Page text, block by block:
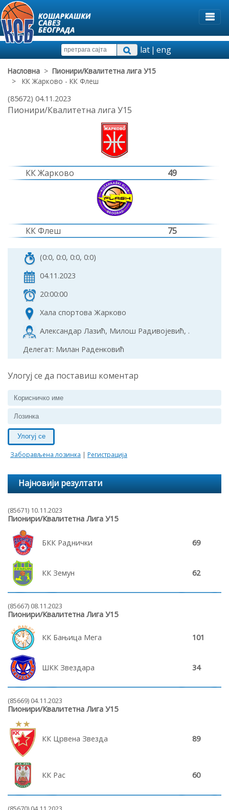
lat|eng
Насловна > Пионири/Квалитетна лига У15
> КК Жарково - КК Флеш
(85672) 04.11.2023
Пионири/Квалитетна лига У15
КК Жарково 49
КК Флеш 75
(0:0, 0:0, 0:0, 0:0)
04.11.2023
20:00:00
Хала спортова Жарково
Александар Лазић, Милош Радивојевић, .
Делегат: Милан Раденковић
Улогуј се да поставиш коментар
Улогуј се
Заборављена лозинка | Регистрација
Најновији резултати
(85671) 10.11.2023
Пионири/Квалитетна Лига У15
БКК Раднички 69
КК Земун 62
(85667) 08.11.2023
Пионири/Квалитетна Лига У15
КК Бањица Мега 101
ШКК Звездара 34
(85669) 04.11.2023
Пионири/Квалитетна Лига У15
КК Црвена Звезда 89
КК Рас 60